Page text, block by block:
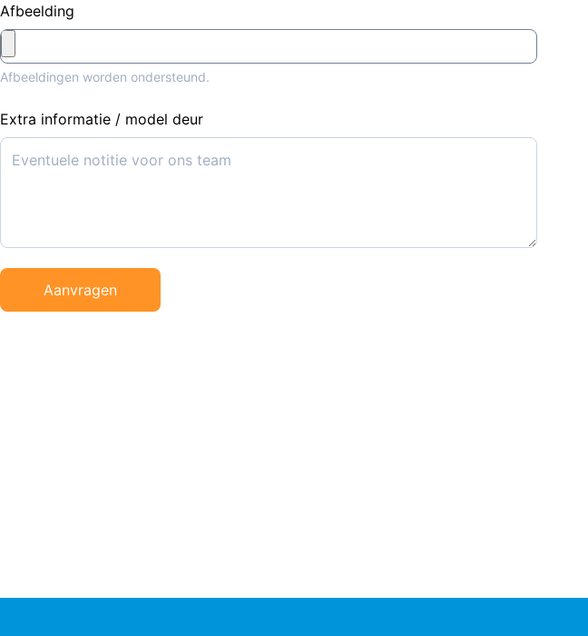
Afbeelding
Afbeeldingen worden ondersteund.
Extra informatie / model deur
Aanvragen